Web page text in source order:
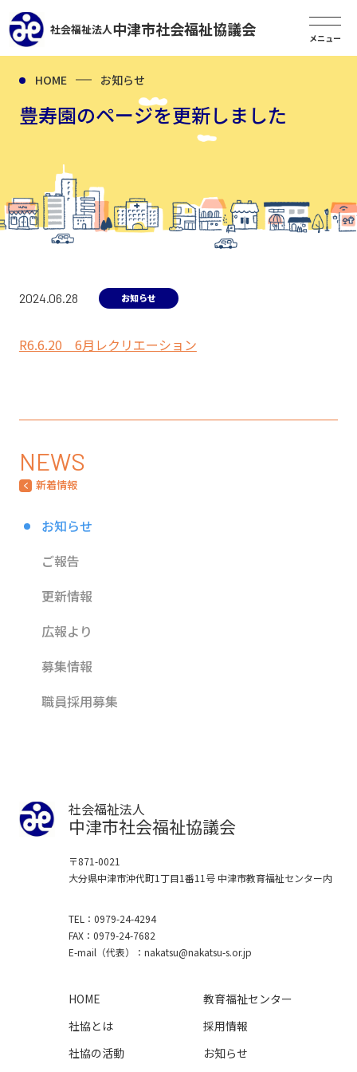
社会福祉法人中津市社会福祉協議会
HOME お知らせ
豊寿園のページを更新しました
2024.06.28 お知らせ
R6.6.20 6月レクリエーション
NEWS
新着情報
お知らせ
ご報告
更新情報
広報より
募集情報
職員採用募集
社会福祉法人
中津市社会福祉協議会
〒871-0021
大分県中津市沖代町1丁目1番11号 中津市教育福祉センター内
TEL
0979-24-4294
FAX
0979-24-7682
E-mail （代表） nakatsu nakatsu-s.or.jp
HOME
社協とは
社協の活動
教育福祉センター
採用情報
お知らせ